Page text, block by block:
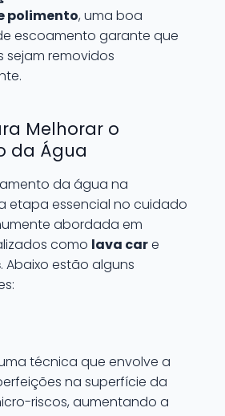
polimento, uma boa
escoamento garante que
sejam removidos
Melhorar o
da Água
da água na
etapa essencial no cuidado
abordada em
como lava care
. Abaixo estão alguns
técnica que envolve a
na superfície da
riscos, aumentando a